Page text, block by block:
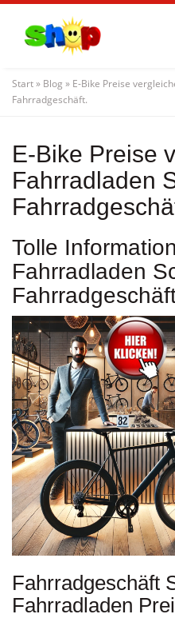
content
Start» Blog » E-Bike Preise
Fahrradgeschäft.
E-Bike Preise
Fahrradladen
Tolle
Fahrradladen
Fahrradgeschäft
Fahrradladen